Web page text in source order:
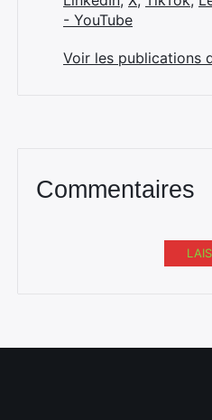
- YouTube
Voir les publications
Commentaires